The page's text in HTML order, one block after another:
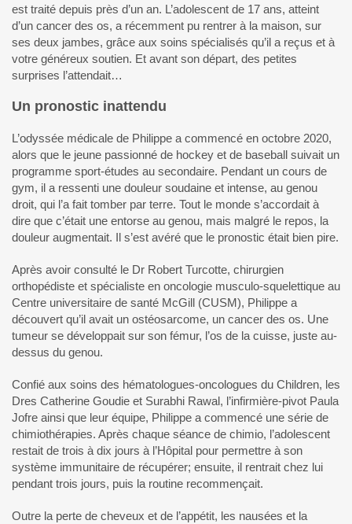
est traité depuis près d’un an. L’adolescent de 17 ans, atteint
d’un cancer des os, a récemment pu rentrer à la maison, sur
ses deux jambes, grâce aux soins spécialisés qu’il a reçus et à
votre généreux soutien. Et avant son départ, des petites
surprises l’attendait…
Un pronostic inattendu
L’odyssée médicale de Philippe a commencé en octobre 2020,
alors que le jeune passionné de hockey et de baseball suivait un
programme sport-études au secondaire. Pendant un cours de
gym, il a ressenti une douleur soudaine et intense, au genou
droit, qui l’a fait tomber par terre. Tout le monde s’accordait à
dire que c’était une entorse au genou, mais malgré le repos, la
douleur augmentait. Il s’est avéré que le pronostic était bien pire.
Après avoir consulté le Dr Robert Turcotte, chirurgien
orthopédiste et spécialiste en oncologie musculo-squelettique au
Centre universitaire de santé McGill (CUSM), Philippe a
découvert qu’il avait un ostéosarcome, un cancer des os. Une
tumeur se développait sur son fémur, l’os de la cuisse, juste au-
dessus du genou.
Confié aux soins des hématologues-oncologues du Children, les
Dres Catherine Goudie et Surabhi Rawal, l’infirmière-pivot Paula
Jofre ainsi que leur équipe, Philippe a commencé une série de
chimiothérapies. Après chaque séance de chimio, l’adolescent
restait de trois à dix jours à l’Hôpital pour permettre à son
système immunitaire de récupérer; ensuite, il rentrait chez lui
pendant trois jours, puis la routine recommençait.
Outre la perte de cheveux et de l’appétit, les nausées et la